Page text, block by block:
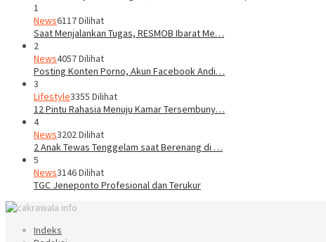
1
News6117 Dilihat
Saat Menjalankan Tugas, RESMOB Ibarat Me…
2
News4057 Dilihat
Posting Konten Porno, Akun Facebook Andi…
3
Lifestyle3355 Dilihat
12 Pintu Rahasia Menuju Kamar Tersembuny…
4
News3202 Dilihat
2 Anak Tewas Tenggelam saat Berenang di …
5
News3146 Dilihat
TGC Jeneponto Profesional dan Terukur
Indeks